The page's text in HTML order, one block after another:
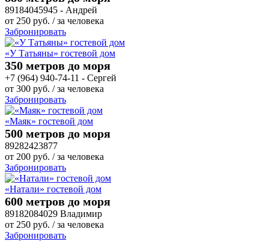
89184045945 - Андрей
от 250 руб. / за человека
Забронировать
«У Татьяны» гостевой дом
350 метров до моря
+7 (964) 940-74-11 - Сергей
от 300 руб. / за человека
Забронировать
«Маяк» гостевой дом
500 метров до моря
89282423877
от 200 руб. / за человека
Забронировать
«Натали» гостевой дом
600 метров до моря
89182084029 Владимир
от 250 руб. / за человека
Забронировать